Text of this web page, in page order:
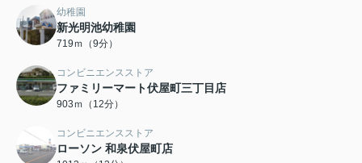
幼稚園
新光明池幼稚園
719ｍ（9分）
コンビニエンスストア
ファミリーマート伏屋町三丁目店
903ｍ（12分）
コンビニエンスストア
ローソン 和泉伏屋町店